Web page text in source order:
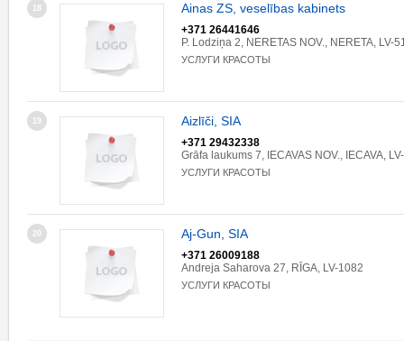
18 Ainas ZS, veselības kabinets
+371 26441646
P. Lodziņa 2, NERETAS NOV., NERETA, LV-
УСЛУГИ КРАСОТЫ
19 Aizlīči, SIA
+371 29432338
Grāfa laukums 7, IECAVAS NOV., IECAVA,
УСЛУГИ КРАСОТЫ
20 Aj-Gun, SIA
+371 26009188
Andreja Saharova 27, RĪGA, LV-1082
УСЛУГИ КРАСОТЫ